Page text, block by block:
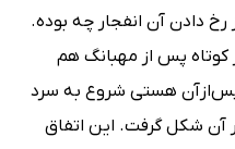
رخ دادن آن انفجار چه بوده.
کوتاه پس از مهبانگ هم
پس‌ازآن هستی شروع به سرد
شکل گرفت. این اتفاق